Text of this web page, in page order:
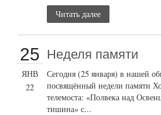
Читать далее
25
ЯНВ
22
Неделя памяти
Сегодня (25 января) в нашей
посвящённый недели памяти
телемоста: «Полвека над
тишина» с...